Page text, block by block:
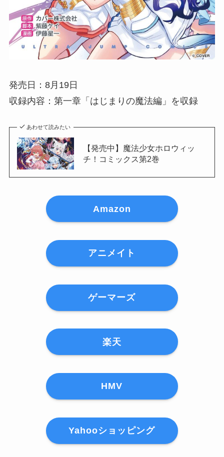
発売日：8月19日
収録内容：第一章「はじまりの魔法編」を収録
あわせて読みたい
【発売中】魔法少女ホロウィッ
チ！コミックス第2巻
Amazon
アニメイト
ゲーマーズ
楽天
HMV
Yahooショッピング